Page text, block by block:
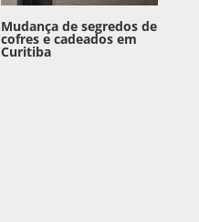
Mudança de segredos de
cofres e cadeados em
Curitiba